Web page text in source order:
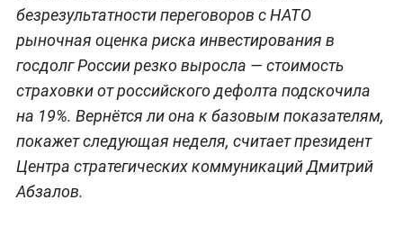
безрезультатности переговоров с НАТО
рыночная оценка риска инвестирования в
госдолг России резко выросла — стоимость
страховки от российского дефолта подскочила
на 19%. Вернётся ли она к базовым показателям,
покажет следующая неделя, считает президент
Центра стратегических коммуникаций Дмитрий
Абзалов.